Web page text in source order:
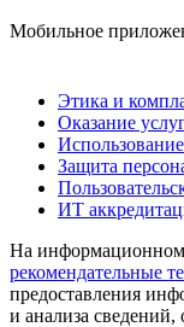
Мобильное
Этика и
Оказание
Защита
ИТ
На информационном
рекомендательные
предоставления
и анализа